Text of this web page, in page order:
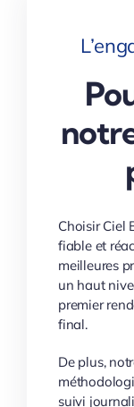
Choisir Ciel
fiable et
meilleures
un haut
premier
final.
De plus,
suivi